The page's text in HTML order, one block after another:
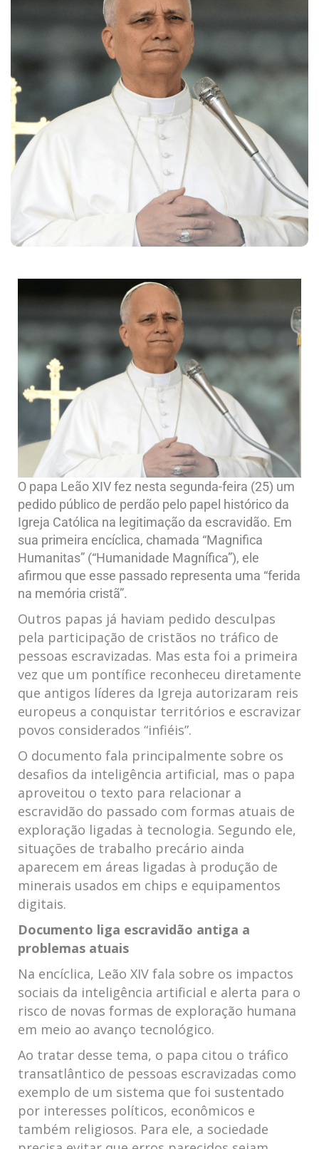
O papa Leão XIV fez nesta segunda-feira (25) um
pedido público de perdão pelo papel histórico da
Igreja Católica na legitimação da escravidão. Em
sua primeira encíclica, chamada “Magnifica
Humanitas” (“Humanidade Magnífica”), ele
afirmou que esse passado representa uma “ferida
na memória cristã”.
Outros papas já haviam pedido desculpas
pela participação de cristãos no tráfico de
pessoas escravizadas. Mas esta foi a primeira
vez que um pontífice reconheceu diretamente
que antigos líderes da Igreja autorizaram reis
europeus a conquistar territórios e escravizar
povos considerados “infiéis”.
O documento fala principalmente sobre os
desafios da inteligência artificial, mas o papa
aproveitou o texto para relacionar a
escravidão do passado com formas atuais de
exploração ligadas à tecnologia. Segundo ele,
situações de trabalho precário ainda
aparecem em áreas ligadas à produção de
minerais usados em chips e equipamentos
digitais.
Documento liga escravidão antiga a
problemas atuais
Na encíclica, Leão XIV fala sobre os impactos
sociais da inteligência artificial e alerta para o
risco de novas formas de exploração humana
em meio ao avanço tecnológico.
Ao tratar desse tema, o papa citou o tráfico
transatlântico de pessoas escravizadas como
exemplo de um sistema que foi sustentado
por interesses políticos, econômicos e
também religiosos. Para ele, a sociedade